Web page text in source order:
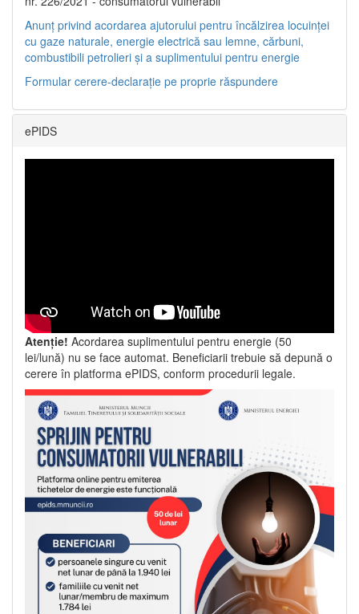
Anunț privind acordarea ajutorului pentru încălzirea locuinței
cu gaze naturale, energie electrică sau lemne, cărbuni,
combustibili petrolieri și a suplimentului pentru energie
Formular cerere-declarație pe proprie răspundere
ePIDS
Atenție! Acordarea suplimentului pentru energie (50
lei/lună) nu se face automat. Beneficiarii trebuie să depună o
cerere în platforma ePIDS, conform procedurii legale.